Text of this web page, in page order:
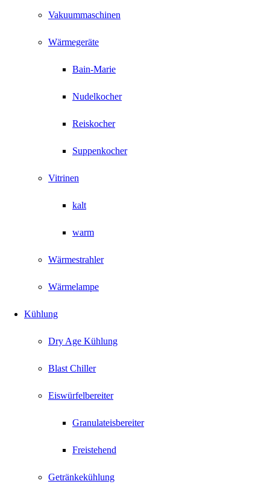
Vakuummaschinen
Wärmegeräte
Bain-Marie
Nudelkocher
Reiskocher
Suppenkocher
Vitrinen
kalt
warm
Wärmestrahler
Wärmelampe
Kühlung
Dry Age Kühlung
Blast Chiller
Eiswürfelbereiter
Granulateisbereiter
Freistehend
Getränkekühlung